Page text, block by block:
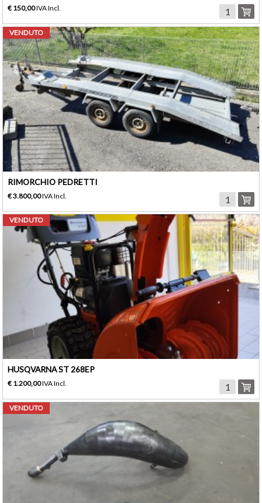
€ 150,00IVA Incl.
RIMORCHIO PEDRETTI
€ 3.800,00IVA Incl.
VENDUTO
HUSQVARNA ST 268EP
€ 1.200,00IVA Incl.
VENDUTO
VENDUTO